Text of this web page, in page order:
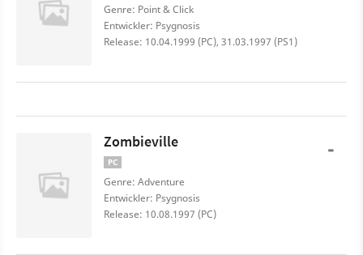
Genre: Point & Click
Entwickler: Psygnosis
Release: 10.04.1999 (PC), 31.03.1997 (PS1)
Zombieville
PC
Genre: Adventure
Entwickler: Psygnosis
Release: 10.08.1997 (PC)
-